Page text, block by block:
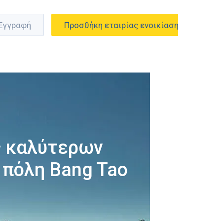
Προσθήκη εταιρίας ενοικίασης
καλύτερων
Bang Tao